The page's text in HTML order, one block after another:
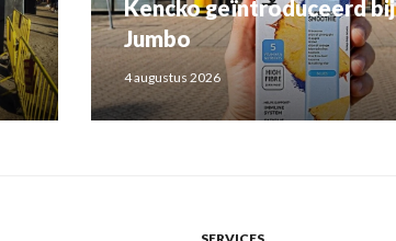
Kencko geïntroduceerd bij
Jumbo
4 augustus 2026